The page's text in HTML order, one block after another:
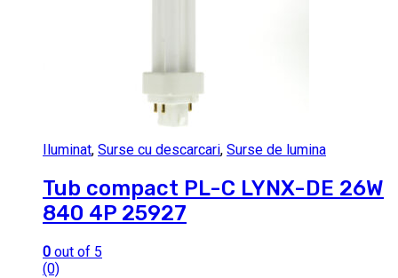
Iluminat, Surse cu descarcari, Surse de lumina
Tub compact PL-C LYNX-DE 26W
840 4P 25927
0 out of 5
(0)